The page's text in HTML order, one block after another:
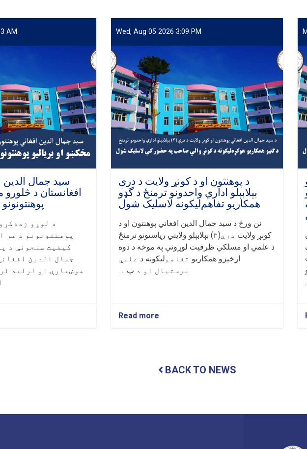
AM
سید جمال الدین
افغانستان د څلورو
د لوړو
پوهنتونونو د هر
کيفيت سنجونې د
جمال الدین
هوښيارې او لرليد
Wed, Aug 05 2026 3:09 PM
د پوهنتون او د کونړ ولايت د درې
بېلابېلو اداري واحدونو ترمنځ د گډو
همکاريو تفاهم‌ليکونه لاسليک شول
نن ورځ د سيد جمال الدين افغاني پوهنتون او د
کونړ ولايت درې(۳)
بېلابېلو ولايتي رياستونو ترمنځ
د علمي او مسلکي ظرفيت لوړونې په موخه د دوه
اړخيزو همکاريو تفاهم ‌ليکونه د علمي
مرستيال او د پ. . .
Read more
کونړ
ولايت
اداري
BACK TO NEWS